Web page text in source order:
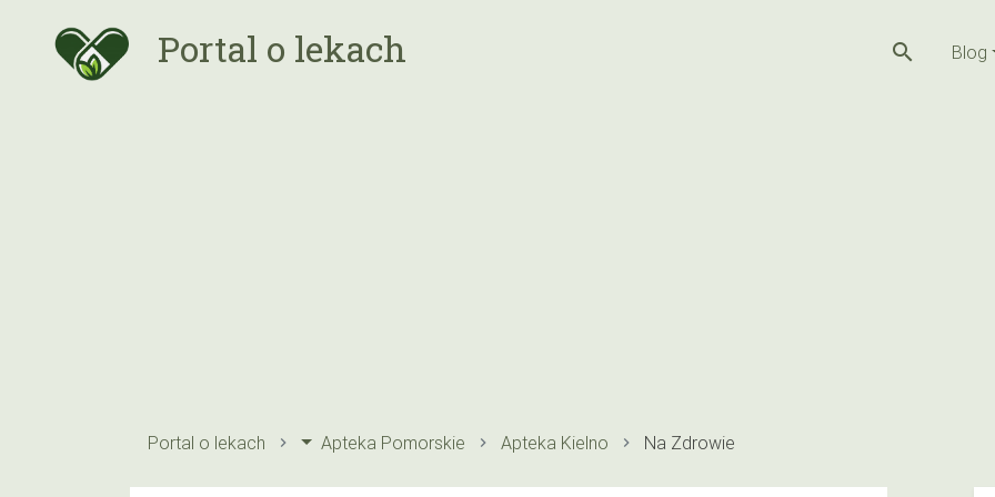
Portal o lekach search Blog
Portal o lekach Apteka Pomorskie Apteka Kielno Na Zdrowie